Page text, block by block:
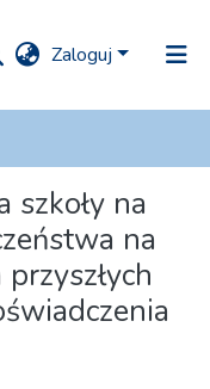
Zaloguj
szkoły na
na